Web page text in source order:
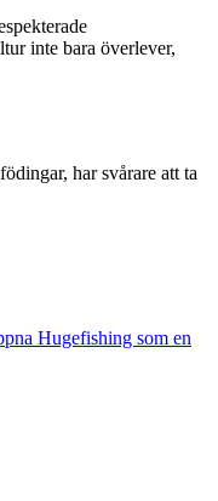
inte bara överlever,
har svårare att ta
Hugefishing som en